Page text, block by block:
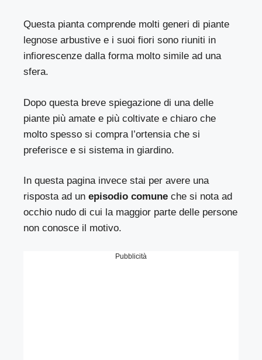
Questa pianta comprende molti generi di piante
legnose arbustive e i suoi fiori sono riuniti in
infiorescenze dalla forma molto simile ad una
sfera.
Dopo questa breve spiegazione di una delle
piante più amate e più coltivate e chiaro che
molto spesso si compra l’ortensia che si
preferisce e si sistema in giardino.
In questa pagina invece stai per avere una
risposta ad unepisodio comune che si nota ad
occhio nudo di cui la maggior parte delle persone
non conosce il motivo.
Pubblicità